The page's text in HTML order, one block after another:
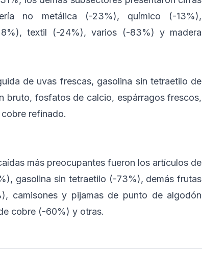
no metálica (-23%), químico (-13%),
textil (-24%), varios (-83%) y madera
de uvas frescas, gasolina sin tetraetilo de
bruto, fosfatos de calcio, espárragos frescos,
refinado.
más preocupantes fueron los artículos de
gasolina sin tetraetilo (-73%), demás frutas
camisones y pijamas de punto de algodón
cobre (-60%) y otras.